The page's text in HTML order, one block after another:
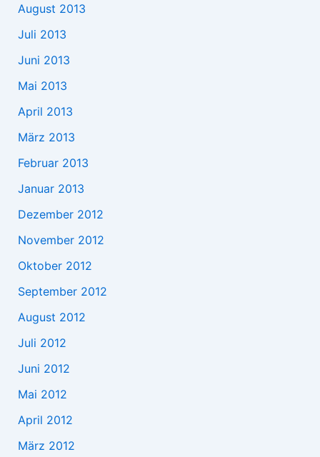
August 2013
Juli 2013
Juni 2013
Mai 2013
April 2013
März 2013
Februar 2013
Januar 2013
Dezember 2012
November 2012
Oktober 2012
September 2012
August 2012
Juli 2012
Juni 2012
Mai 2012
April 2012
März 2012